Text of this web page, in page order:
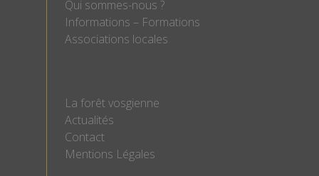
Qui sommes-nous ?
Informations – Formations
Associations locales
La forêt vosgienne
Actualités
Contact
Mentions Légales